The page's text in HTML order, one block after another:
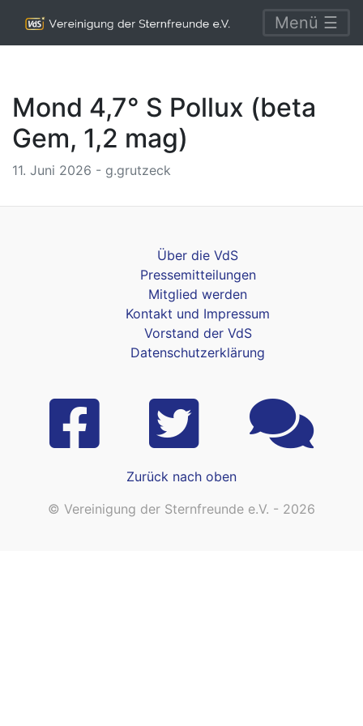
Menü ☰
Mond 4,7° S Pollux (beta
Gem, 1,2 mag)
11. Juni 2026 - g.grutzeck
Über die VdS
Pressemitteilungen
Mitglied werden
Kontakt und Impressum
Vorstand der VdS
Datenschutzerklärung
Zurück nach oben
© Vereinigung der Sternfreunde e.V. - 2026